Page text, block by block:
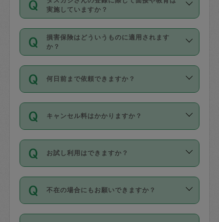
開始時間を２時間前後変更することが可
能です。依頼送信後、個別にタスカジさ
んにメッセージを送り調整してくださ
い。ただし、２時間を越えての調整はで
時間も被らない場合、損害保険の対象外
確認してください。
基本的に、高所での作業や危険作業、屋
外での作業は対象外です。
方、栄養士・調理師といった資格者で保
育園や学校の給食やレストランで料理関
係の専門職に従事されていた方、日本で
すでにハウスキーパーや英語の先生とし
てお仕事をしているフィリピン出身の
社員など様々なバックグラウンドの方が
登録しています。
日本語も話せる方など様々です。
ールに記載していますので、各自の得意
を依頼してください。
実施していますか？
応募の際に、各自事務局との面接と説明
を行っています。その後、身分証明書の
写真提出をしていただいています。外国
確認しています。タスカジさんトレーニ
ング動画を使ったセルフトレーニングの
現場トライアルを受け、合格したタスカ
ジさんが活動されています。
※テストセンターの講評は１件目のレビュ
参考
【詳細】タスカジさんの登録に際
損害保険はどういうものに適用されます
か？
依頼者とタスカジさんとの間でタスカジ
を通して成立した作業時間内での作業に
適用されます。作業範囲は、掃除、洗
です。作業中に物を壊したり、人にけが
をさせたりした場合が対象で、補償金額
す。
写真を撮り、
何日前まで依頼できますか？
ご依頼は、現在を起点に3日後（72時間
以降）の日時から受付可能となっていま
す。
タスカジさんへ「募集」をかけることが
可能です。
キャンセル料はかかりますか？
キャンセル料には、以下の2種類がありま
す。
1. 直前キャンセル（定期、スポット契約
共通）
お試し利用はできますか？
「お試し利用」というメニューはありま
せんが、「一回のみ」依頼を活用するこ
とによって、気に入ったタスカジさんを
不在の場合にもお願いできますか？
不在の場合の作業はタスカジさんの同意